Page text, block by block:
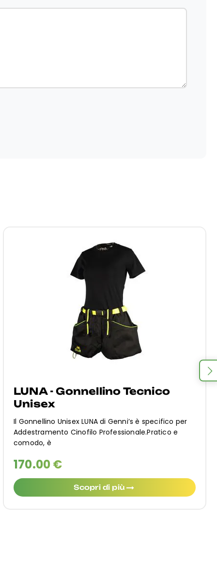
LUNA - Gonnellino Tecnico
Unisex
Il Gonnellino Unisex LUNA di Genni’s è specifico per
Addestramento Cinofilo Professionale.Pratico e
comodo, è
170.00 €
Scopri di più